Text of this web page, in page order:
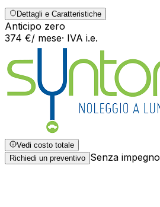
Dettagli e Caratteristiche
Anticipo zero
374 €/ mese· IVA i.e.
Vedi costo totale
Richiedi un preventivo Senza impegno